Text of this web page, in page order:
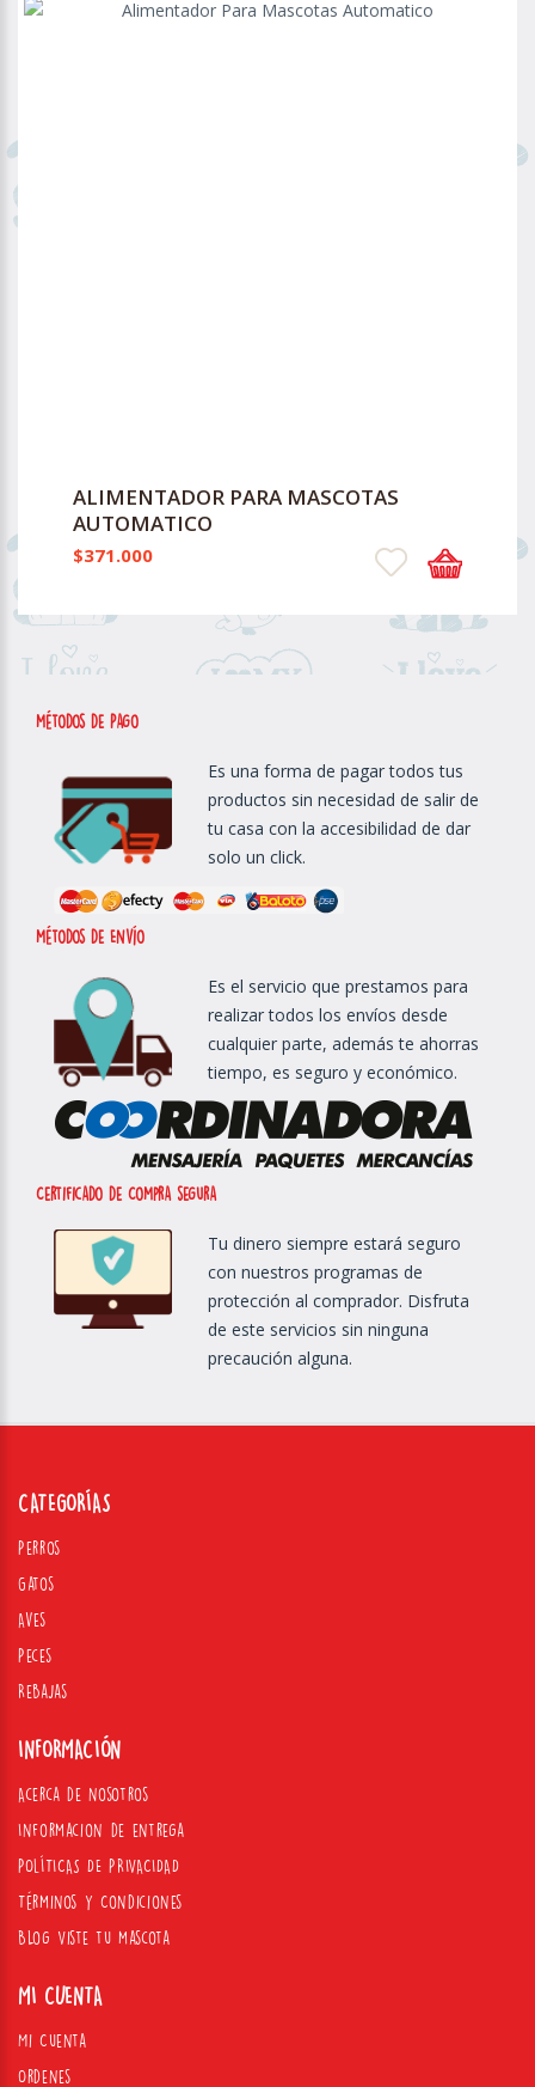
ALIMENTADOR PARA MASCOTAS
AUTOMATICO
$371.000
métodos de Pago
Es una forma de pagar todos tus
productos sin necesidad de salir de
tu casa con la accesibilidad de dar
solo un click.
métodos de Envío
Es el servicio que prestamos para
realizar todos los envíos desde
cualquier parte, además te ahorras
tiempo, es seguro y económico.
Certificado de Compra segura
Tu dinero siempre estará seguro
con nuestros programas de
protección al comprador. Disfruta
de este servicios sin ninguna
precaución alguna.
CATEGORÍAS
Perros
Gatos
Aves
Peces
Rebajas
INFORMACIÓN
Acerca de nosotros
Informacion de entrega
POLÍTICAS DE PRIVACIDAD
Términos y Condiciones
Blog Viste tu mascota
MI CUENTA
Mi Cuenta
Ordenes